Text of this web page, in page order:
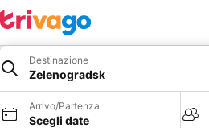
Destinazione
Zelenogradsk
Arrivo/Partenza
Scegli date